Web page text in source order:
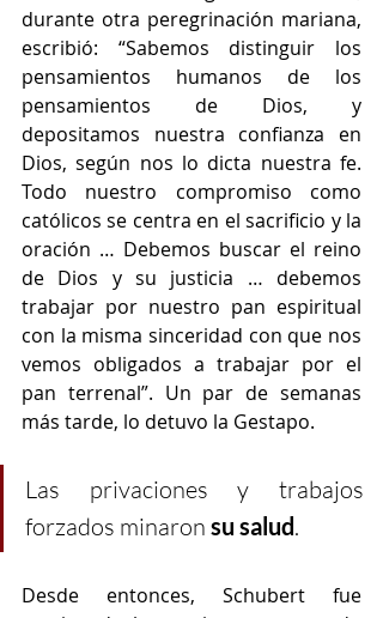
durante otra peregrinación mariana,
escribió: “Sabemos distinguir los
pensamientos humanos de los
pensamientos de Dios, y
depositamos nuestra confianza en
Dios, según nos lo dicta nuestra fe.
Todo nuestro compromiso como
católicos se centra en el sacrificio y la
oración … Debemos buscar el reino
de Dios y su justicia … debemos
trabajar por nuestro pan espiritual
con la misma sinceridad con que nos
vemos obligados a trabajar por el
pan terrenal”. Un par de semanas
más tarde, lo detuvo la Gestapo.
Las privaciones y trabajos
forzados minaron su salud.
Desde entonces, Schubert fue